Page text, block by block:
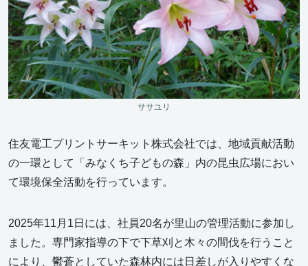
ササユリ
住友電工プリントサーキット株式会社では、地域貢献活動
の一環として「みなくち子どもの森」内の昆虫広場におい
て環境保全活動を行っています。
2025年11月1日には、社員20名が里山の管理活動に参加し
ました。専門家指導の下で下草刈と木々の間伐を行うこと
により、鬱蒼としていた森林内には日差しが入りやすくな